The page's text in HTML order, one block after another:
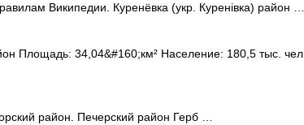
Википедии. Куренёвка (укр. Куренівка) район …
Площадь: 34,04&#160;км² Население: 180,5 тыс. чел
район. Печерский район Герб …